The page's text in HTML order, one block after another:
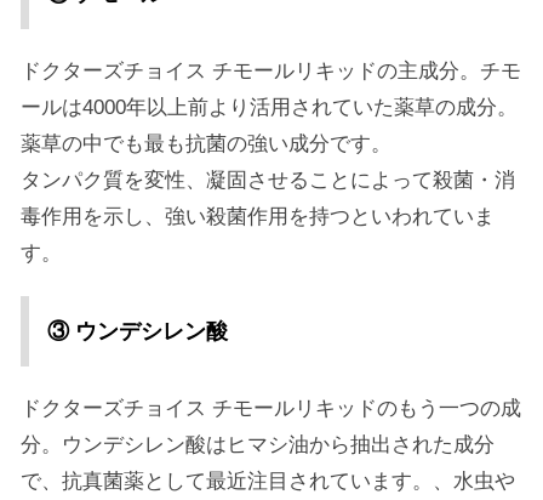
ドクターズチョイス チモールリキッドの主成分。チモ
ールは4000年以上前より活用されていた薬草の成分。
薬草の中でも最も抗菌の強い成分です。
タンパク質を変性、凝固させることによって殺菌・消
毒作用を示し、強い殺菌作用を持つといわれていま
す。
③ ウンデシレン酸
ドクターズチョイス チモールリキッドのもう一つの成
分。ウンデシレン酸はヒマシ油から抽出された成分
で、抗真菌薬として最近注目されています。、水虫や